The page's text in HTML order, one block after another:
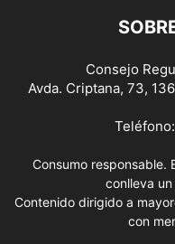
Consejo
Avda. Criptana, 73,
Consumo responsable.
conlleva
Contenido dirigido a
con